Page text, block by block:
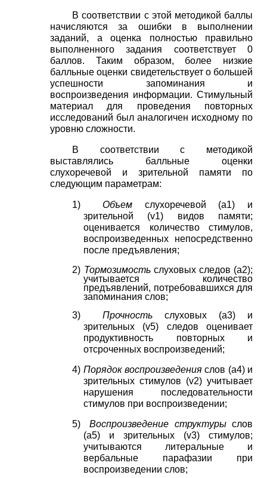
В соответствии с этой методикой баллы
начисляются за ошибки в выполнении
заданий, а оценка полностью правильно
выполненного задания соответствует 0
баллов. Таким образом, более низкие
балльные оценки свидетельствует о большей
успешности запоминания и
воспроизведения информации. Стимульный
материал для проведения повторных
исследований был аналогичен исходному по
уровню сложности.
В соответствии с методикой
выставлялись балльные оценки
слухоречевой и зрительной памяти по
следующим параметрам:
1) Объем слухоречевой (а1) и
зрительной (v1) видов памяти;
оценивается количество стимулов,
воспроизведенных непосредственно
после предъявления;
2) Тормозимость слуховых следов (a2);
учитывается количество
предъявлений, потребовавшихся для
запоминания слов;
3)
Прочностьслуховых (a3) и
зрительных (v5) следов оценивает
продуктивность повторных и
отсроченных воспроизведений;
4) Порядок воспроизведения слов (a4) и
зрительных стимулов (v2) учитывает
нарушения последовательности
стимулов при воспроизведении;
5)
Воспроизведение структурыслов
(a5) и зрительных (v3) стимулов;
учитываются литеральные и
вербальные парафазии при
воспроизведении слов;